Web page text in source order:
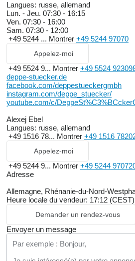
Langues: russe, allemand
Lun. - Jeu. 07:30 - 16:15
Ven. 07:30 - 16:00
Sam. 07:30 - 12:00
+49 5244 ... Montrer +49 5244 97070
Appelez-moi
+49 5524 9... Montrer +49 5524
deppe-stuecker.de
facebook.com/deppestueckergmbh
instagram.com/deppe_stuecker/
youtube.com/c/
Alexej Ebel
Langues: russe, allemand
+49 1516 78... Montrer +49 1516
Appelez-moi
+49 5244 9... Montrer +49 5244
Adresse
Allemagne, Rhénanie-du-Nord-
Heure locale du vendeur: 17:12 (CEST)
Demander un rendez-vous
Envoyer un message